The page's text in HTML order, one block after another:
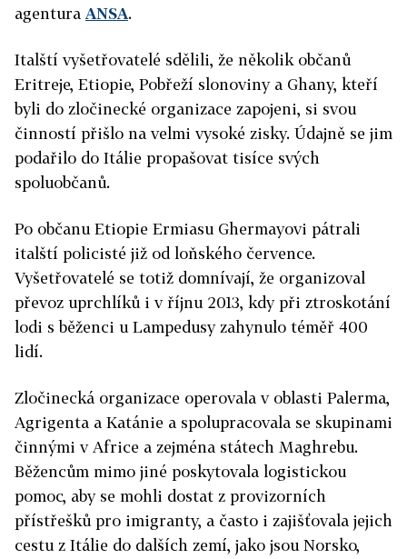
agentura ANSA.
Italští vyšetřovatelé sdělili, že několik občanů
Eritreje, Etiopie, Pobřeží slonoviny a Ghany, kteří
byli do zločinecké organizace zapojeni, si svou
činností přišlo na velmi vysoké zisky. Údajně se jim
podařilo do Itálie propašovat tisíce svých
spoluobčanů.
Po občanu Etiopie Ermiasu Ghermayovi pátrali
italští policisté již od loňského července.
Vyšetřovatelé se totiž domnívají, že organizoval
převoz uprchlíků i v říjnu 2013, kdy při ztroskotání
lodi s běženci u Lampedusy zahynulo téměř 400
lidí.
Zločinecká organizace operovala v oblasti Palerma,
Agrigenta a Katánie a spolupracovala se skupinami
činnými v Africe a zejména státech Maghrebu.
Běžencům mimo jiné poskytovala logistickou
pomoc, aby se mohli dostat z provizorních
přístřešků pro imigranty, a často i zajišťovala jejich
cestu z Itálie do dalších zemí, jako jsou Norsko,